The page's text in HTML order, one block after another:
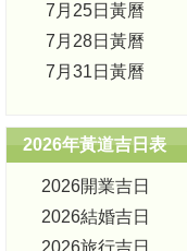
7月25日黃曆
7月28日黃曆
7月31日黃曆
2026年黃道吉日表
2026開業吉日
2026結婚吉日
2026旅行吉日